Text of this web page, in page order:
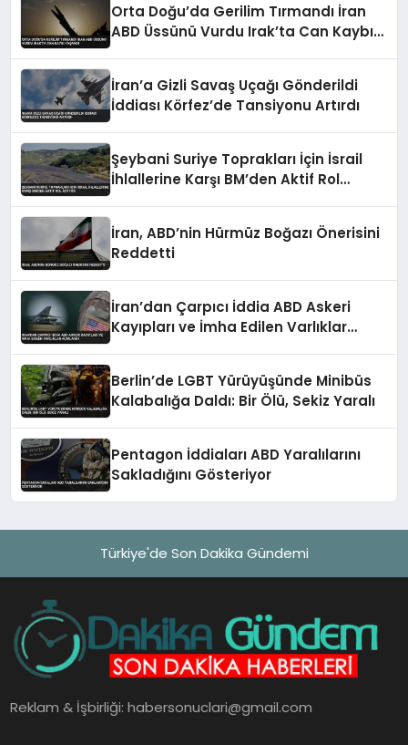
Orta Doğu’da Gerilim Tırmandı İran
ABD Üssünü Vurdu Irak’ta Can Kaybı
İran’a Gizli Savaş Uçağı Gönderildi
İddiası Körfez’de Tansiyonu Artırdı
Şeybani Suriye Toprakları İçin İsrail
İhlallerine Karşı BM’den Aktif Rol
İran, ABD’nin Hürmüz Boğazı Önerisini
Reddetti
İran’dan Çarpıcı İddia ABD Askeri
Kayıpları ve İmha Edilen Varlıklar
Berlin’de LGBT Yürüyüşünde Minibüs
Kalabalığa Daldı: Bir Ölü, Sekiz Yaralı
Pentagon İddiaları ABD Yaralılarını
Sakladığını Gösteriyor
Türkiye'de Son Dakika Gündemi
Reklam & İşbirliği:habersonuclari@gmail.com